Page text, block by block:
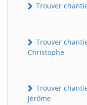
Trouver
Trouver
Christophe
Trouver
Jérôme